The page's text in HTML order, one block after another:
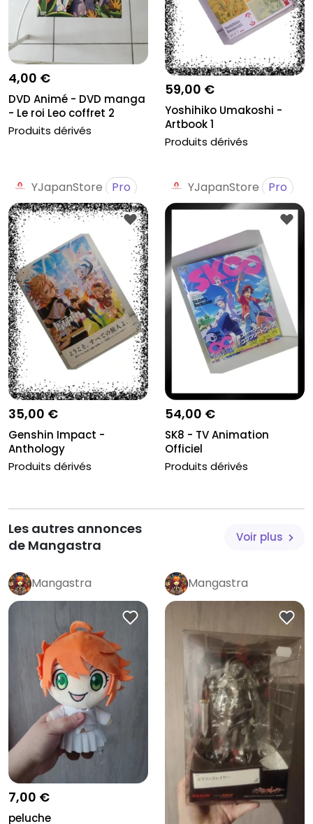
4,00 €
DVD Animé - DVD manga
- Le roi Leo coffret 2
Produits dérivés
59,00 €
Yoshihiko Umakoshi -
Artbook 1
Produits dérivés
YJapanStore Pro
35,00 €
Genshin Impact -
Anthology
Produits dérivés
YJapanStore Pro
54,00 €
SK8 - TV Animation
Officiel
Produits dérivés
Les autres annonces
de Mangastra
Voir plus
Mangastra
7,00 €
peluche
Mangastra